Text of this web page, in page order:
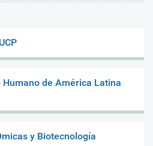
de América Latina
y Biotecnología